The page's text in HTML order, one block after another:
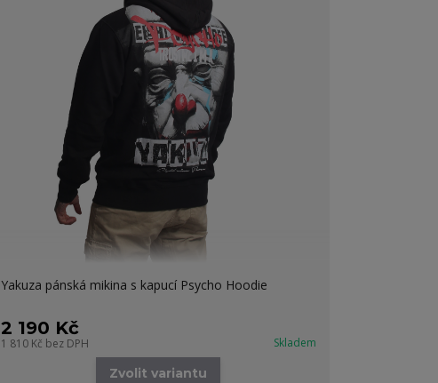
Yakuza pánská mikina s kapucí Psycho Hoodie
2 190 Kč
1 810 Kč bez DPH Skladem
Zvolit variantu